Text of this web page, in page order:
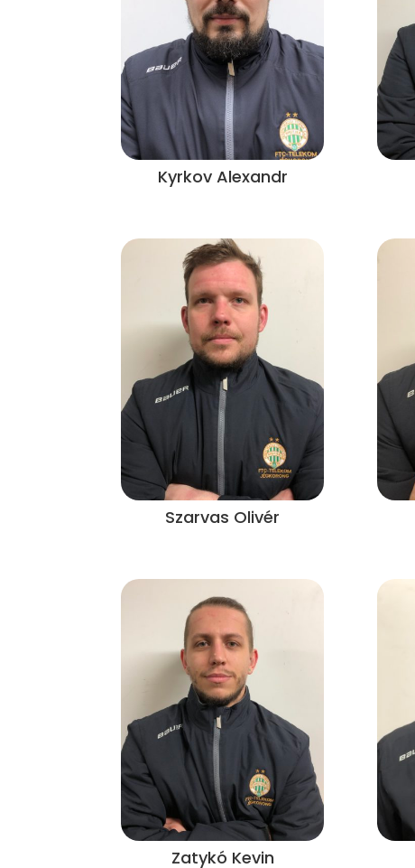
Kyrkov Alexandr
Szarvas Olivér
Zatykó Kevin